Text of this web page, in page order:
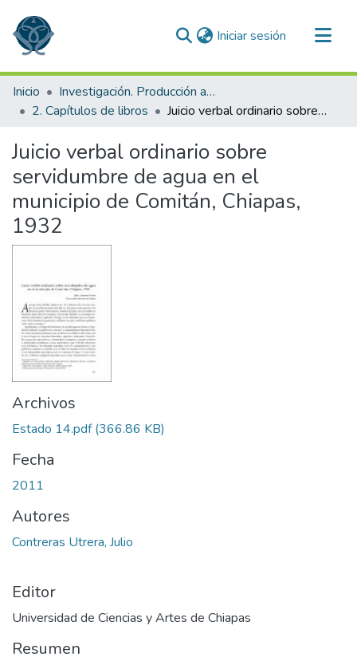
Iniciar sesión (current)
Comunidades
Todo DSpace
Inicio
Investigación. Producción académica
2. Capítulos de libros
Juicio verbal ordinario sobre servidumbre de agua en el municipio de Comitán, Chiapas, 1932
Juicio verbal ordinario sobre
servidumbre de agua en el
municipio de Comitán, Chiapas,
1932
Archivos
Estado 14.pdf(366.86 KB)
Fecha
2011
Autores
Contreras Utrera, Julio
Editor
Universidad de Ciencias y Artes de Chiapas
Resumen